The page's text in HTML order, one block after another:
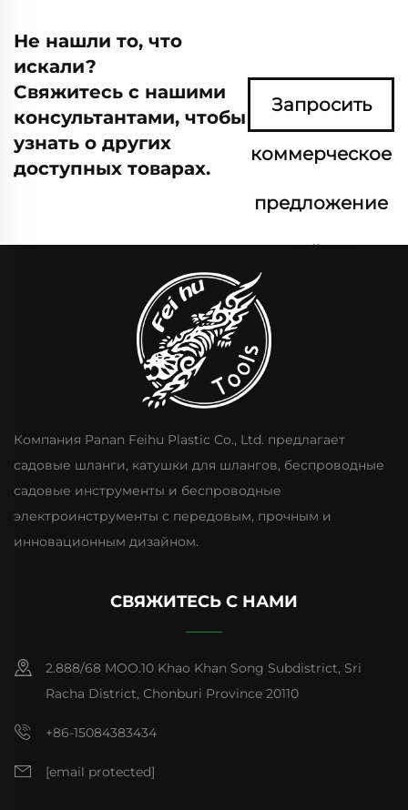
Не нашли то, что
искали?
Свяжитесь с нашими
консультантами, чтобы
узнать о других
доступных товарах.
Запросить
коммерческое
предложение
сейчас
Компания Panan Feihu Plastic Co., Ltd. предлагает
садовые шланги, катушки для шлангов, беспроводные
садовые инструменты и беспроводные
электроинструменты с передовым, прочным и
инновационным дизайном.
СВЯЖИТЕСЬ С НАМИ
2.888/68 MOO.10 Khao Khan Song Subdistrict, Sri
Racha District, Chonburi Province 20110
+86-15084383434
[email protected]